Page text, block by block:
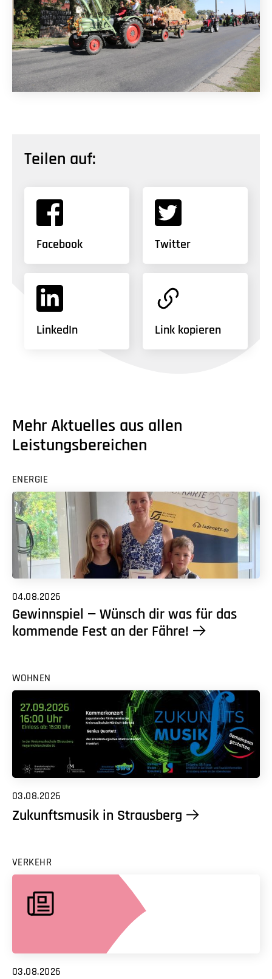
Teilen auf:
Facebook Twitter
LinkedIn Link kopieren
Mehr Aktuelles aus allen
Leistungsbereichen
ENERGIE
04.08.2026
Gewinnspiel — Wünsch dir was für das
kommende Fest an der Fähre!
WOHNEN
03.08.2026
Zukunftsmusik in Strausberg
VERKEHR
03.08.2026